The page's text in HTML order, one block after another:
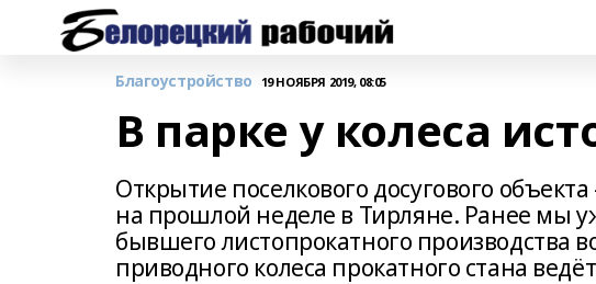
Благоустройство 19 НОЯБРЯ 2019, 08:05
В парке у колеса
Открытие поселкового досугового
на прошлой неделе в Тирляне. Ранее мы
бывшего листопрокатного производства
приводного колеса прокатного стана